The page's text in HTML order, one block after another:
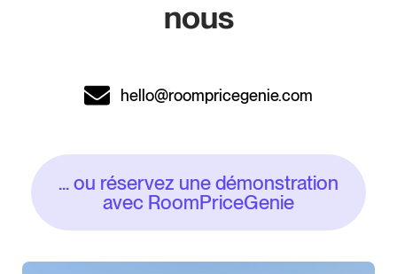
nous
hello@roompricegenie.com
... ou réservez une démonstration
avec RoomPriceGenie